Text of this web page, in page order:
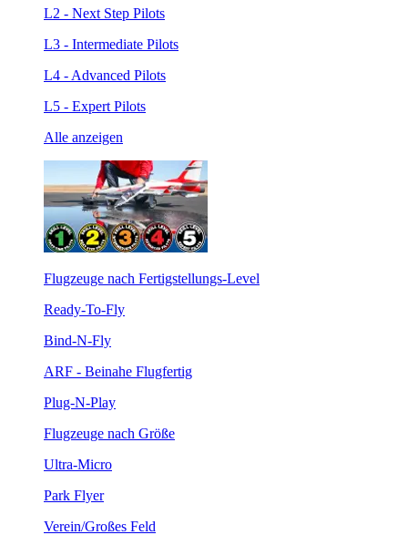
L2 - Next Step Pilots
L3 - Intermediate Pilots
L4 - Advanced Pilots
L5 - Expert Pilots
Alle anzeigen
Flugzeuge nach Fertigstellungs-Level
Ready-To-Fly
Bind-N-Fly
ARF - Beinahe Flugfertig
Plug-N-Play
Flugzeuge nach Größe
Ultra-Micro
Park Flyer
Verein/Großes Feld